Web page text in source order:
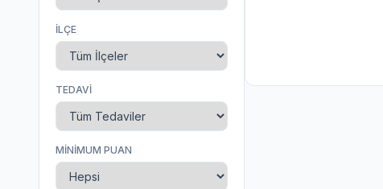
İLÇE
TEDAVI
MINIMUM PUAN